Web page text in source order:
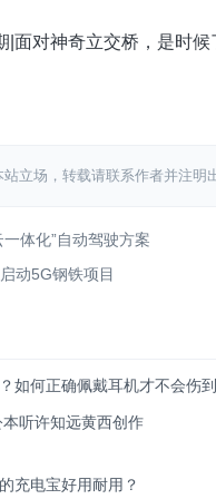
|面对神奇立交桥，是时候
立场，转载请联系作者并注明
一体化”自动驾驶方案
动5G钢铁项目
如何正确佩戴耳机才不会伤
听许知远黄西创作
充电宝好用耐用？